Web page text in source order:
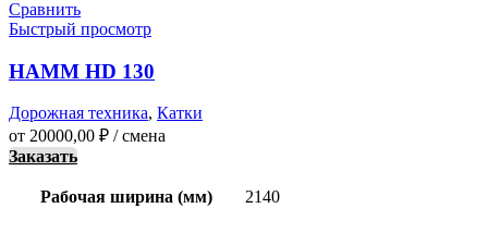
Сравнить
Быстрый просмотр
HAMM HD 130
Дорожная техника, Катки
от 20000,00 ₽ / смена
Заказать
Рабочая ширина (мм) 2140